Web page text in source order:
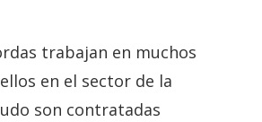
trabajan en muchos
en el sector de la
son contratadas